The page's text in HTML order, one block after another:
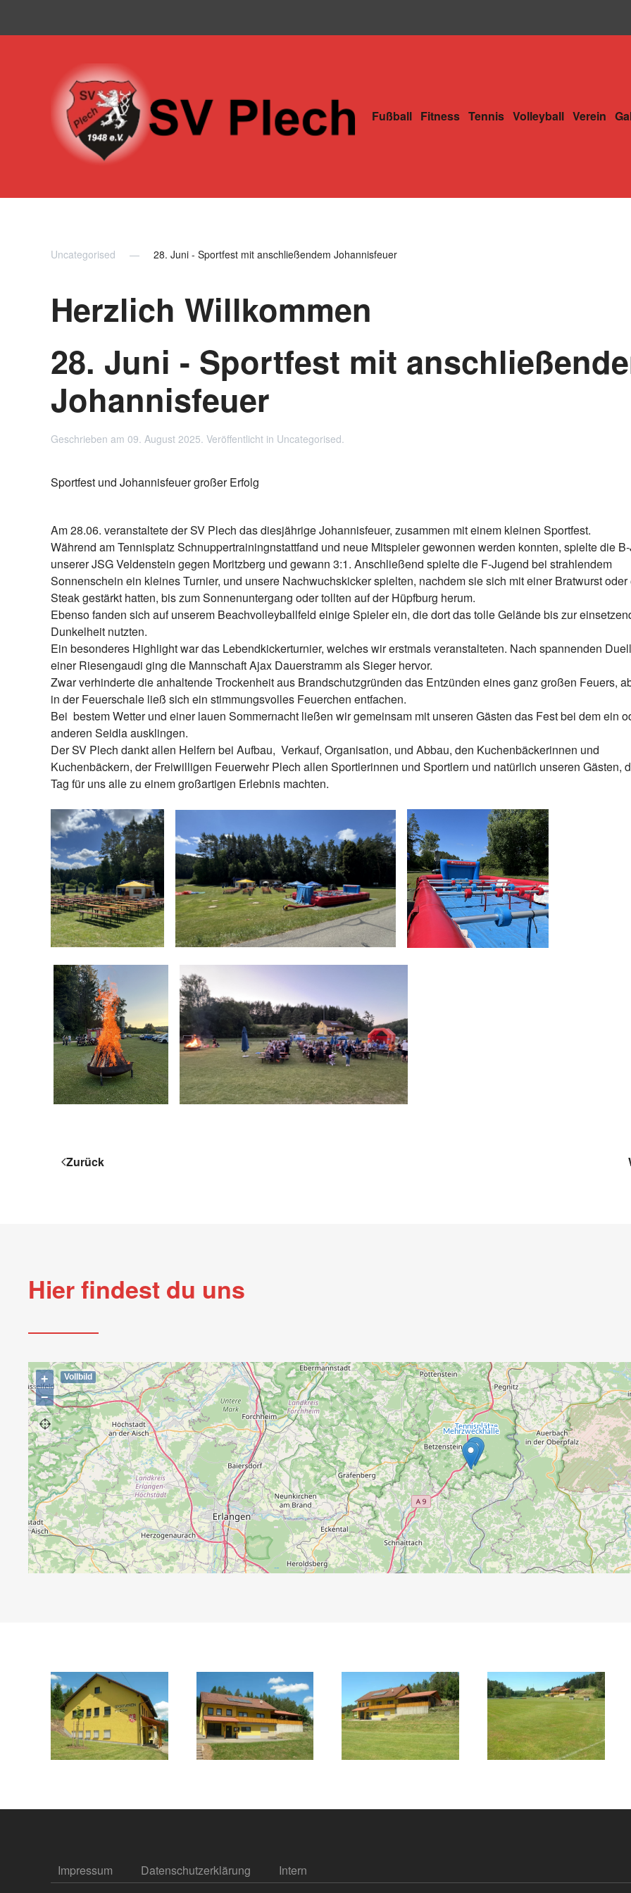
Skip to main content
Fußball Fitness Tennis Volleyball Verein
Uncategorised 28. Juni - Sportfest mit anschließendem Johannisfeuer
Herzlich Willkommen
28. Juni - Sportfest mit
Johannisfeuer
Geschrieben am 09. August 2025. Veröffentlicht in Uncategorised.
Sportfest und Johannisfeuer großer Erfolg
Am 28.06. veranstaltete der SV Plech das diesjährige Johannisfeuer, zusammen mit einem kleinen Sportfest.
Während am Tennisplatz Schnuppertrainingnstattfand und neue Mitspieler gewonnen werden konnten, spielte die
unserer JSG Veldenstein gegen Moritzberg und gewann 3:1. Anschließend spielte die F-Jugend bei strahlendem
Sonnenschein ein kleines Turnier, und unsere Nachwuchskicker spielten, nachdem sie sich mit einer Bratwurst oder
Steak gestärkt hatten, bis zum Sonnenuntergang oder tollten auf der Hüpfburg herum.
Ebenso fanden sich auf unserem Beachvolleyballfeld einige Spieler ein, die dort das tolle Gelände bis zur
Dunkelheit nutzten.
Ein besonderes Highlight war das Lebendkickerturnier, welches wir erstmals veranstalteten. Nach spannenden
einer Riesengaudi ging die Mannschaft Ajax Dauerstramm als Sieger hervor.
Zwar verhinderte die anhaltende Trockenheit aus Brandschutzgründen das Entzünden eines ganz großen Feuers,
in der Feuerschale ließ sich ein stimmungsvolles Feuerchen entfachen.
Bei bestem Wetter und einer lauen Sommernacht ließen wir gemeinsam mit unseren Gästen das Fest bei dem ein
anderen Seidla ausklingen.
Der SV Plech dankt allen Helfern bei Aufbau, Verkauf, Organisation, und Abbau, den Kuchenbäckerinnen und
Kuchenbäckern, der Freiwilligen Feuerwehr Plech allen Sportlerinnen und Sportlern und natürlich unseren Gästen,
Tag für uns alle zu einem großartigen Erlebnis machten.
Zurück
Hier findest du uns
+
−
Vollbild
Impressum Datenschutzerklärung Intern